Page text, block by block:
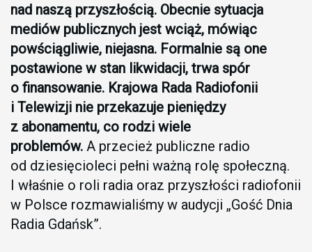
nad naszą przyszłością. Obecnie sytuacja
mediów publicznych jest wciąż, mówiąc
powściągliwie, niejasna. Formalnie są one
postawione w stan likwidacji, trwa spór
o finansowanie. Krajowa Rada Radiofonii
i Telewizji nie przekazuje pieniędzy
z abonamentu, co rodzi wiele
problemów. A przecież publiczne radio
od dziesięcioleci pełni ważną rolę społeczną.
I właśnie o roli radia oraz przyszłości radiofonii
w Polsce rozmawialiśmy w audycji „Gość Dnia
Radia Gdańsk”.